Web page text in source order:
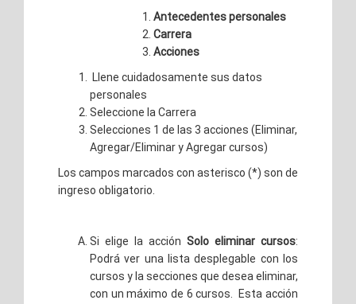
Antecedentes personales
Carrera
Acciones
Llene cuidadosamente sus datos
personales
Seleccione la Carrera
Selecciones 1 de las 3 acciones (Eliminar,
Agregar/Eliminar y Agregar cursos)
Los campos marcados con asterisco (*) son de
ingreso obligatorio.
Si elige la acción Solo eliminar cursos:
Podrá ver una lista desplegable con los
cursos y la secciones que desea eliminar,
con un máximo de 6 cursos. Esta acción